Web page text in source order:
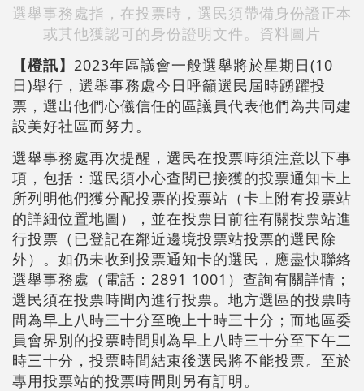
選舉事務處指，在投票時，選民須帶備身份證正本
或其他獲認可的身份證明文件。資料圖片
【橙訊】 2023年區議會一般選舉將於星期日(10
日)舉行，選舉事務處今日呼籲選民屆時踴躍投
票，選出他們心儀信任的區議員代表他們為共同建
設美好社區而努力。
選舉事務處再次提醒，選民在投票時須注意以下事
項，包括：選民須小心查閱已接獲的投票通知卡上
所列明他們獲分配投票的投票站（卡上附有投票站
的詳細位置地圖），並在投票日前往有關投票站進
行投票（已登記在鄰近邊境投票站投票的選民除
外）。如仍未收到投票通知卡的選民，應盡快聯絡
選舉事務處（電話：2891 1001）查詢有關詳情；
選民須在投票時間內進行投票。地方選區的投票時
間為早上八時三十分至晚上十時三十分；而地區委
員會界別的投票時間則為早上八時三十分至下午二
時三十分，投票時間結束後選民將不能投票。至於
專用投票站的投票時間則另有訂明。